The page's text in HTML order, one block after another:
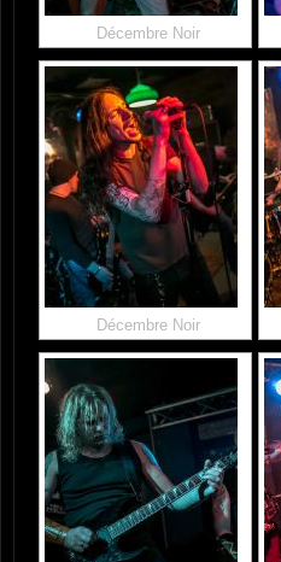
Décembre Noir
Décembre Noir